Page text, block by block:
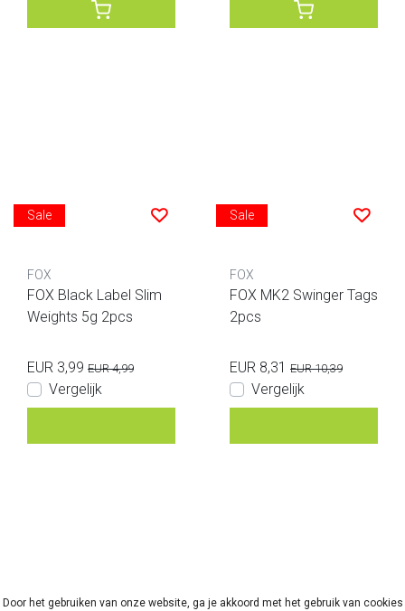
Sale
FOX
FOX Black Label Slim
Weights 5g 2pcs
EUR 3,99 EUR 4,99
Vergelijk
Sale
FOX
FOX MK2 Swinger Tags
2pcs
EUR 8,31 EUR 10,39
Vergelijk
Door het gebruiken van onze website, ga je akkoord met het gebruik van cookies